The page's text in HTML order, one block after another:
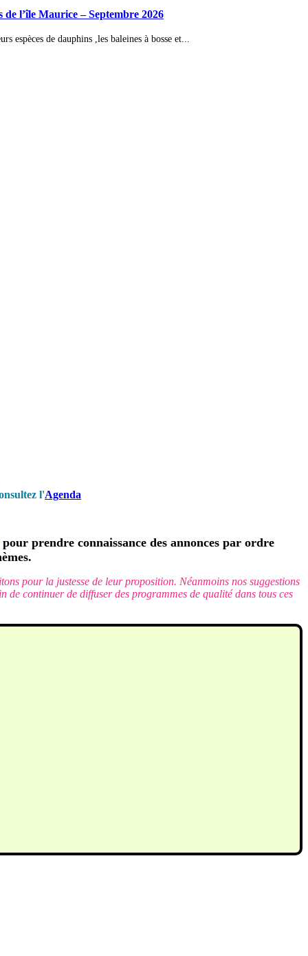
l’île Maurice – Septembre 2026
espèces de dauphins ,les baleines à bosse et...
l'Agenda
prendre connaissance des annonces par ordre
pour la justesse de leur proposition. Néanmoins nos suggestions
de continuer de diffuser des programmes de qualité dans tous ces